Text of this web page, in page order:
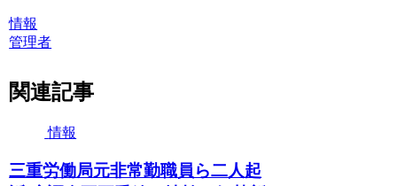
情報
管理者
関連記事
情報
三重労働局元非常勤職員ら二人起